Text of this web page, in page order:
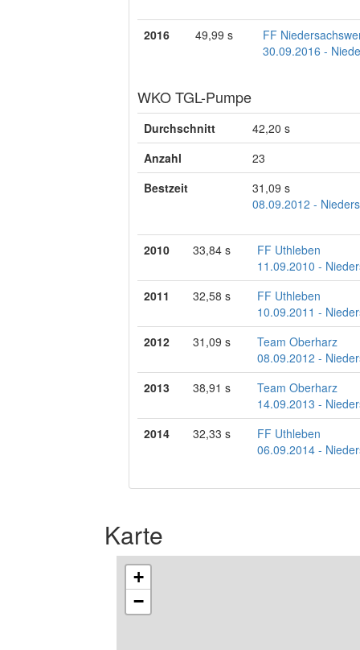
2016 49,99 s
FF
30.09.2016 -
WKO TGL-Pumpe
Durchschnitt
42,20 s
Anzahl
23
Bestzeit
31,09 s
08.09.2012 -
2010 33,84 s
FF Uthleben
11.09.2010 -
2011
32,58 s
FF Uthleben
10.09.2011 -
2012
31,09 s
Team Oberharz
08.09.2012 -
2013
38,91 s
Team Oberharz
14.09.2013 -
2014
32,33 s
FF Uthleben
06.09.2014 -
Karte
+
−